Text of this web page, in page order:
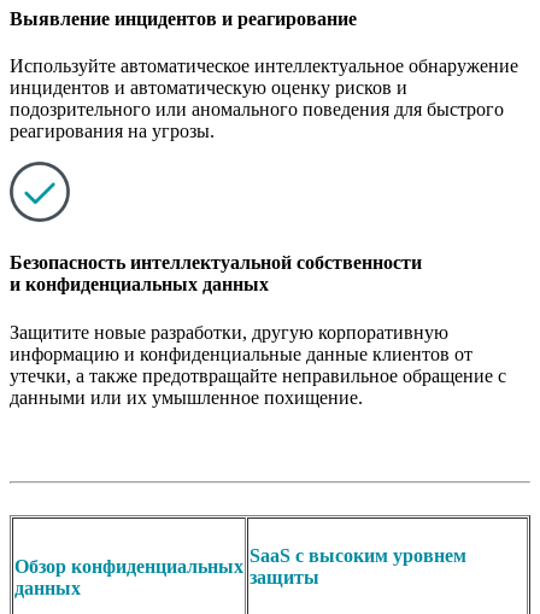
Выявление инцидентов и реагирование
Используйте автоматическое интеллектуальное обнаружение
инцидентов и автоматическую оценку рисков и
подозрительного или аномального поведения для быстрого
реагирования на угрозы.
Безопасность интеллектуальной собственности
и конфиденциальных данных
Защитите новые разработки, другую корпоративную
информацию и конфиденциальные данные клиентов от
утечки, а также предотвращайте неправильное обращение с
данными или их умышленное похищение.
Обзор конфиденциальных
данных
SaaS с высоким уровнем
защиты